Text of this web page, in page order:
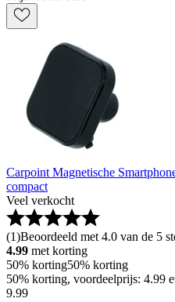
Carpoint Magnetische
compact
Veel verkocht
(1)Beoordeeld met 4.0 van de 5
4.99 met korting
50% korting50% korting
50% korting, voordeelprijs: 4.99
9.99